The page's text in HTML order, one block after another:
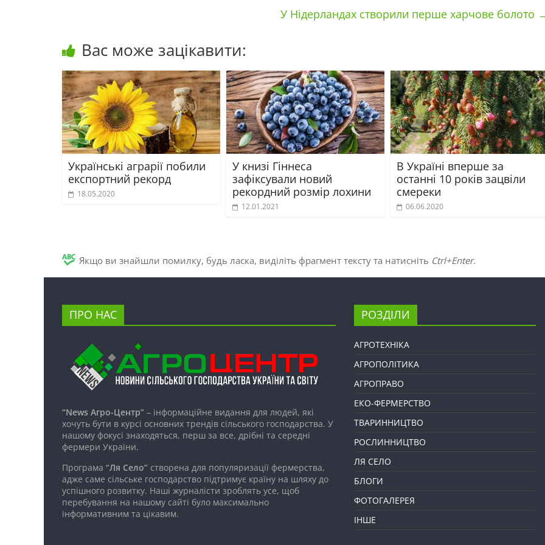
У Нідерландах створили перше харчове болото
Вас може зацікавити:
Українські аграрії побили
експортний рекорд
18.05.2020
У книзі Гіннеса
зафіксували новий
рекордний розмір лохини
12.01.2021
В Україні вперше за
останні 10 років зацвіли
смереки
06.06.2020
Якщо ви знайшли помилку, будь ласка, виділіть фрагмент тексту та натисніть Ctrl+Enter.
ПРО НАС
“News Агро-Центр” – інформаційне видання для людей, які
хочуть бути в курсі основних трендів сільського господарства. У
нашому фокусі знаходяться, перш за все, дрібні та середні
фермери України.
Програма “Ля Село” створена для популяризації фермерства,
адже саме сільське господарство підтримує країну на шляху до
успішного розвитку. Наші журналісти зроблять усе, щоб
перебування на нашому сайті було максимально
інформативним та цікавим.
РОЗДІЛИ
АГРОТЕХНІКА
АГРОПОЛІТИКА
АГРОПРАВО
ЕКО-ФЕРМЕРСТВО
ТВАРИННИЦТВО
РОСЛИННИЦТВО
ЛЯ СЕЛО
БЛОГИ
ФОТОГАЛЕРЕЯ
ІНШЕ